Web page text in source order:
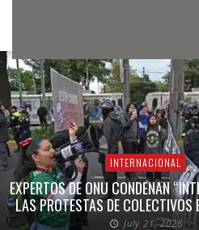
INTERNACIONAL
EXPERTOS DE ONU CONDENAN
LAS PROTESTAS DE COLECTIVOS
July 21, 2026